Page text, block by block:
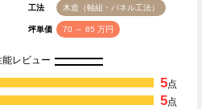
工法 木造（軸組・パネル工法）
坪単価 70 ～ 85 万円
能レビュー
5点
5点